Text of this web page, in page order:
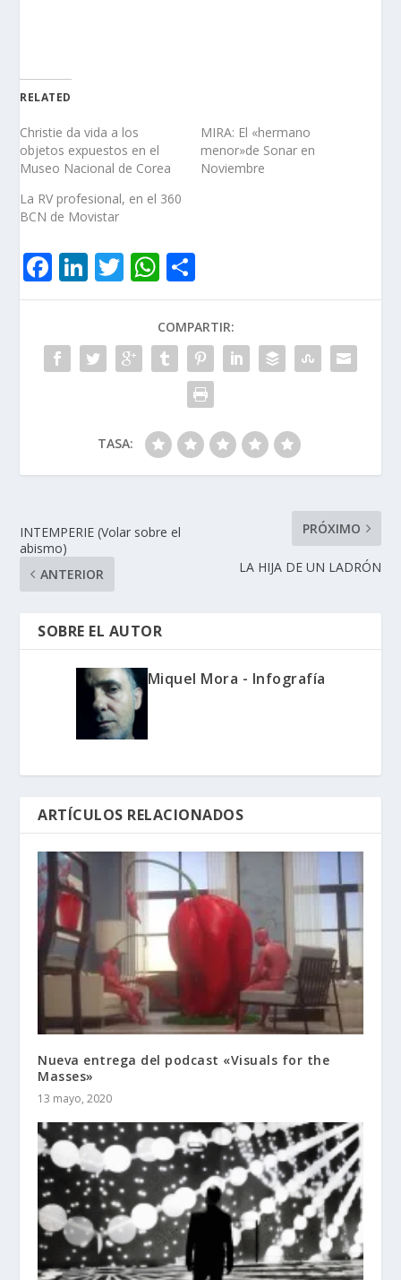
RELATED
Christie da vida a los
objetos expuestos en el
Museo Nacional de Corea
MIRA: El «hermano
menor»de Sonar en
Noviembre
La RV profesional, en el 360
BCN de Movistar
F
ac
b
o
Li
n
e
dI
T
w
er
W
h
at
s
A
p
o
m
p
ar
ti
r
COMPARTIR:
TASA:
INTEMPERIE (Volar sobre el
abismo)
ANTERIOR
PRÓXIMO
LA HIJA DE UN LADRÓN
SOBRE EL AUTOR
Miquel Mora - Infografía
ARTÍCULOS RELACIONADOS
Nueva entrega del podcast «Visuals for the
Masses»
13 mayo, 2020